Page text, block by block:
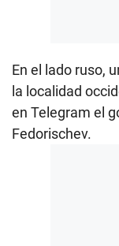
En el lado ruso,
la localidad
en Telegram el
Fedorischev.